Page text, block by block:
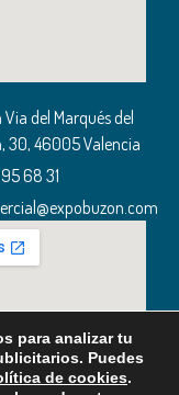
Via del Marqués del
30, 46005 Valencia
68 31
para analizar tu
Puedes
de cookies.